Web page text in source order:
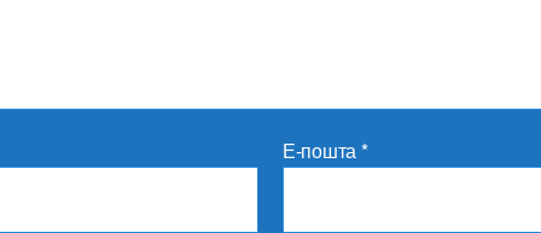
Е-пошта*